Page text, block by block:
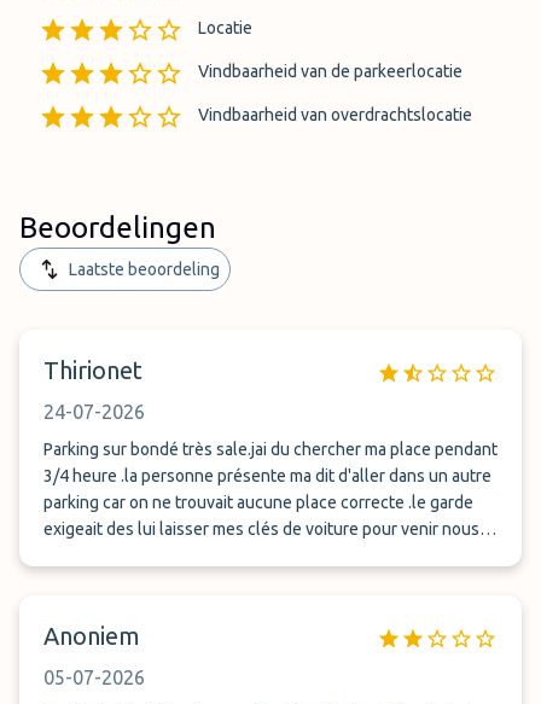
Locatie
Vindbaarheid van de parkeerlocatie
Vindbaarheid van overdrachtslocatie
Beoordelingen
Laatste beoordeling
Thirionet
24-07-2026
Parking sur bondé très sale.jai du chercher ma place pendant
3/4 heure .la personne présente ma dit d'aller dans un autre
parking car on ne trouvait aucune place correcte .le garde
exigeait des lui laisser mes clés de voiture pour venir nous
l'arrivée ni au retour .résultat aucune recommandation pour
Anoniem
05-07-2026